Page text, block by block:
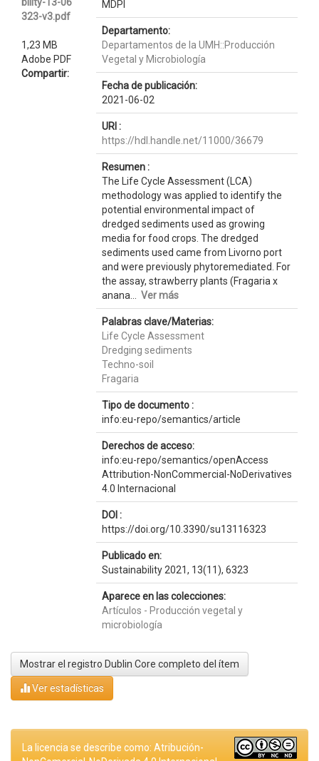
323-v3.pdf
1,23 MB
Adobe PDF
Compartir:
MDPI
Departamento:
Departamentos de la UMH::Producción
Vegetal y Microbiología
Fecha de publicación:
2021-06-02
URI :
https://hdl.handle.net/11000/36679
Resumen :
The Life Cycle Assessment (LCA)
methodology was applied to identify the
potential environmental impact of
dredged sediments used as growing
media for food crops. The dredged
sediments used came from Livorno port
and were previously phytoremediated. For
the assay, strawberry plants (Fragaria x
anana... Ver más
Palabras clave/Materias:
Life Cycle Assessment
Dredging sediments
Techno-soil
Fragaria
Tipo de documento :
info:eu-repo/semantics/article
Derechos de acceso:
info:eu-repo/semantics/openAccess
Attribution-NonCommercial-NoDerivatives
4.0 Internacional
DOI :
https://doi.org/10.3390/su13116323
Publicado en:
Sustainability 2021, 13(11), 6323
Aparece en las colecciones:
Artículos - Producción vegetal y
microbiología
Mostrar el registro Dublin Core completo del ítem
Ver estadísticas
La licencia se describe como: Atribución-